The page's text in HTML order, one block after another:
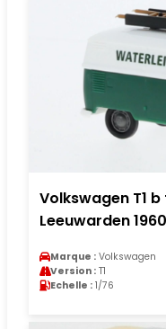
Volkswagen T1
Leeuwarden
Marque : Volkswagen
Version : T1
Echelle : 1/76